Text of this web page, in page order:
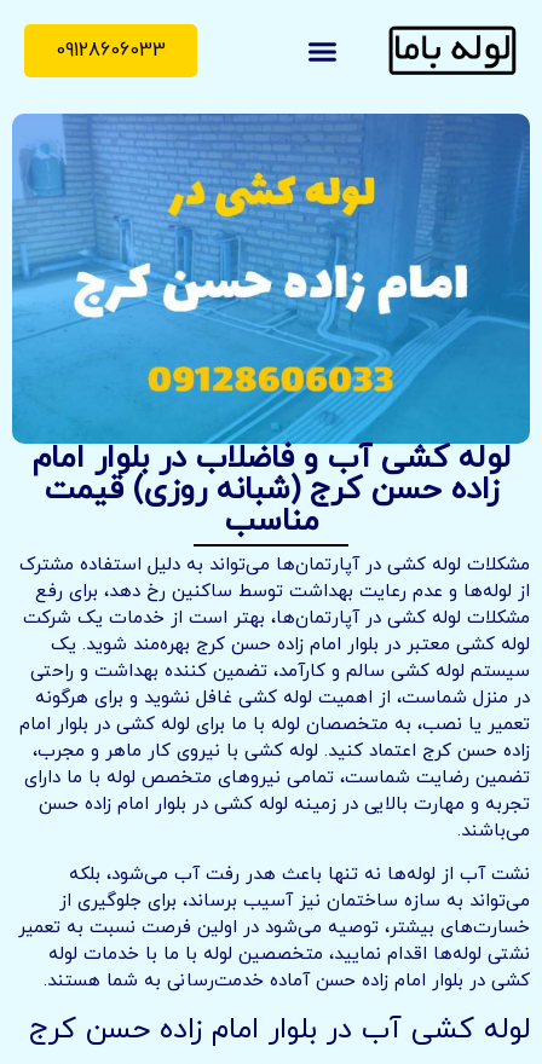
09128606033
لوله کشی آب و فاضلاب در بلوار امام
زاده حسن کرج (شبانه روزی) قیمت
مناسب
مشکلات لوله کشی در آپارتمان‌ها می‌تواند به دلیل استفاده مشترک
از لوله‌ها و عدم رعایت بهداشت توسط ساکنین رخ دهد، برای رفع
مشکلات لوله کشی در آپارتمان‌ها، بهتر است از خدمات یک شرکت
لوله کشی معتبر در بلوار امام زاده حسن کرج بهره‌مند شوید. یک
سیستم لوله کشی سالم و کارآمد، تضمین کننده بهداشت و راحتی
در منزل شماست، از اهمیت لوله کشی غافل نشوید و برای هرگونه
تعمیر یا نصب، به متخصصان لوله با ما برای لوله کشی در بلوار امام
زاده حسن کرج اعتماد کنید. لوله کشی با نیروی کار ماهر و مجرب،
تضمین رضایت شماست، تمامی نیروهای متخصص لوله با ما دارای
تجربه و مهارت بالایی در زمینه لوله کشی در بلوار امام زاده حسن
می‌باشند.
نشت آب از لوله‌ها نه تنها باعث هدر رفت آب می‌شود، بلکه
می‌تواند به سازه ساختمان نیز آسیب برساند، برای جلوگیری از
خسارت‌های بیشتر، توصیه می‌شود در اولین فرصت نسبت به تعمیر
نشتی لوله‌ها اقدام نمایید، متخصصین لوله با ما با خدمات لوله
کشی در بلوار امام زاده حسن آماده خدمت‌رسانی به شما هستند.
لوله کشی آب در بلوار امام زاده حسن کرج